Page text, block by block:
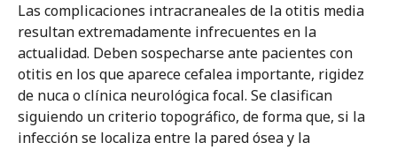
Las complicaciones intracraneales de la otitis media
resultan extremadamente infrecuentes en la
actualidad. Deben sospecharse ante pacientes con
otitis en los que aparece cefalea importante, rigidez
de nuca o clínica neurológica focal. Se clasifican
siguiendo un criterio topográfico, de forma que, si la
infección se localiza entre la pared ósea y la